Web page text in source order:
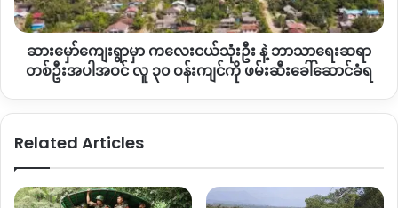
ဒါ့အပြင် ရွှေကူတိုက်ပွဲမှာKIA၊PDFပူးပေါင်းတပ်တွေ
အပြင်AAစစ်ကြောင်းတွေလည်း အားဖြည့်ပါဝင်တိုက်ခိုက်နေတယ်
လို့ သိရပါတယ်။
လတ်လောမှတော့ ကျန်ရှိနေတဲ့ စစ်ကြောင်းတွေက ကိုင်းရွာ
နဲ့
တော်လန်ရွာဘက်ကို
နဲ့ ဘာသာ
ရေး
ဆရာ
တစ်
၃၀
ဖမ်းဆီး
ဆားမှော်ကျေးရွာမှာ ကလေးငယ်သုံးဦး နဲ့ ဘာသာရေးဆရာ
တစ်ဦးအပါအဝင် လူ ၃၀ ဝန်းကျင်ကို ဖမ်းဆီးခေါ်ဆောင်ခံရ
Related Articles